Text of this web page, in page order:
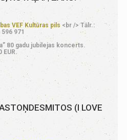
VEF Kultūras pils <br /> Tālr.:
971
80 gadu jubilejas koncerts.
EUR.
(I LOVE